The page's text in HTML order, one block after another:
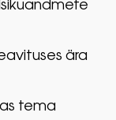
ära
tema